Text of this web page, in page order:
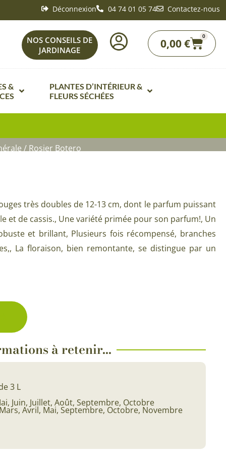
Déconnexion 04 74 01 05 74 Contactez-nous
NOS CONSEILS DE
JARDINAGE
0,00€
0
&
Fleurs de A à Z
fleurs par ambiances de
de A à Z
semences BIO
& Plantes utiles
semis de printemps
semis d’automne
& Graines Spéciales petit
PLANTES D’INTÉRIEUR &
FLEURS SÉCHÉES
Bonsaï intérieur
Plante d’intérieur fleurie de A à Z
Mini plantes vertes
Plantes d’intérieur pour ombre
Plantes pour salle de bain
Plantes increvables
/ Rosier Botero
très doubles de 12-13 cm, dont le parfum puissant
et de cassis., Une variété primée pour son parfum!, Un
et brillant, Plusieurs fois récompensé, branches
La floraison, bien remontante, se distingue par un
à retenir...
3 L
Juin, Juillet, Août, Septembre, Octobre
Mars, Avril, Mai, Septembre, Octobre, Novembre